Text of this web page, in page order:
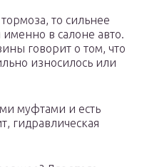
то сильнее
в салоне авто.
говорит о том, что
износилось или
муфтами и есть
гидравлическая